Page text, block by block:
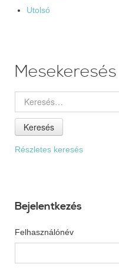
Utolsó
Mesekeresés
Keresés
Részletes keresés
Bejelentkezés
Felhasználónév